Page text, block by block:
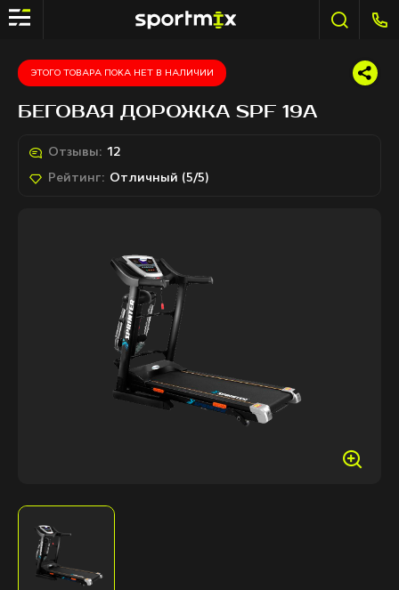
ЭТОГО ТОВАРА ПОКА НЕТ В НАЛИЧИИ
БЕГОВАЯ ДОРОЖКА SPF 19A
Отзывы: 12
Рейтинг: Отличный (5/5)